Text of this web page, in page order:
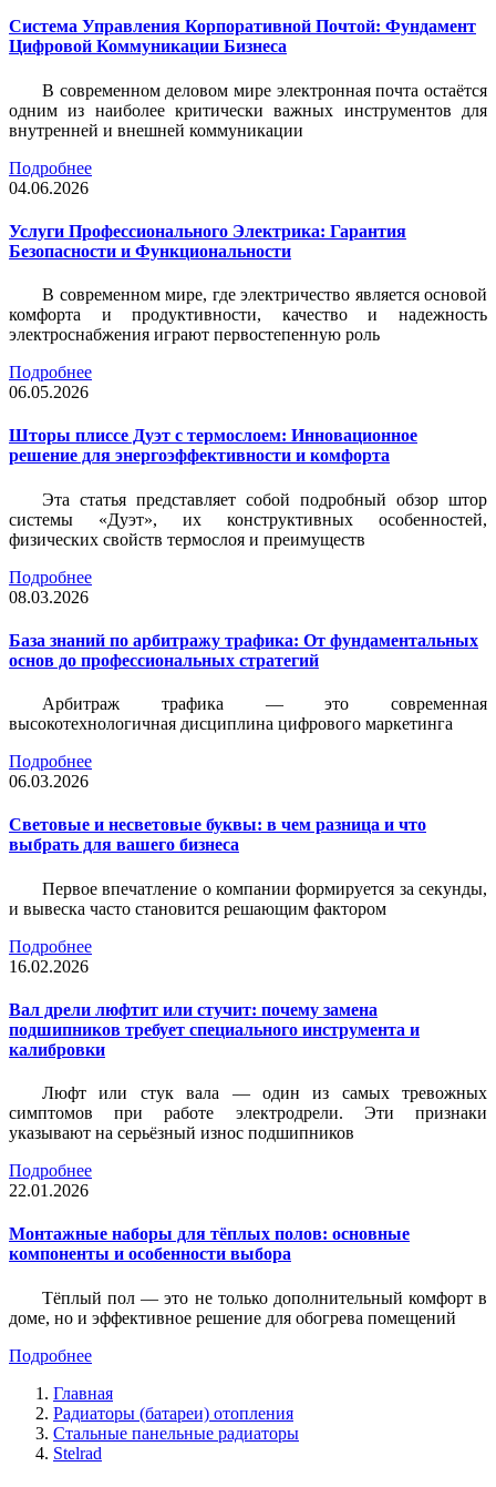
Система Управления Корпоративной Почтой: Фундамент
Цифровой Коммуникации Бизнеса
В современном деловом мире электронная почта остаётся
одним из наиболее критически важных инструментов для
внутренней и внешней коммуникации
Подробнее
04.06.2026
Услуги Профессионального Электрика: Гарантия
Безопасности и Функциональности
В современном мире, где электричество является основой
комфорта и продуктивности, качество и надежность
электроснабжения играют первостепенную роль
Подробнее
06.05.2026
Шторы плиссе Дуэт с термослоем: Инновационное
решение для энергоэффективности и комфорта
Эта статья представляет собой подробный обзор штор
системы «Дуэт», их конструктивных особенностей,
физических свойств термослоя и преимуществ
Подробнее
08.03.2026
База знаний по арбитражу трафика: От фундаментальных
основ до профессиональных стратегий
Арбитраж трафика — это современная
высокотехнологичная дисциплина цифрового маркетинга
Подробнее
06.03.2026
Световые и несветовые буквы: в чем разница и что
выбрать для вашего бизнеса
Первое впечатление о компании формируется за секунды,
и вывеска часто становится решающим фактором
Подробнее
16.02.2026
Вал дрели люфтит или стучит: почему замена
подшипников требует специального инструмента и
калибровки
Люфт или стук вала — один из самых тревожных
симптомов при работе электродрели. Эти признаки
указывают на серьёзный износ подшипников
Подробнее
22.01.2026
Монтажные наборы для тёплых полов: основные
компоненты и особенности выбора
Тёплый пол — это не только дополнительный комфорт в
доме, но и эффективное решение для обогрева помещений
Подробнее
Главная
Радиаторы (батареи) отопления
Стальные панельные радиаторы
Stelrad